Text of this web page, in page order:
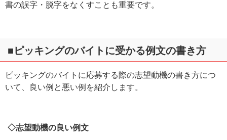
書の誤字・脱字をなくすことも重要です。
■ピッキングのバイトに受かる例文の書き方
ピッキングのバイトに応募する際の志望動機の書き方につ
いて、良い例と悪い例を紹介します。
◇志望動機の良い例文